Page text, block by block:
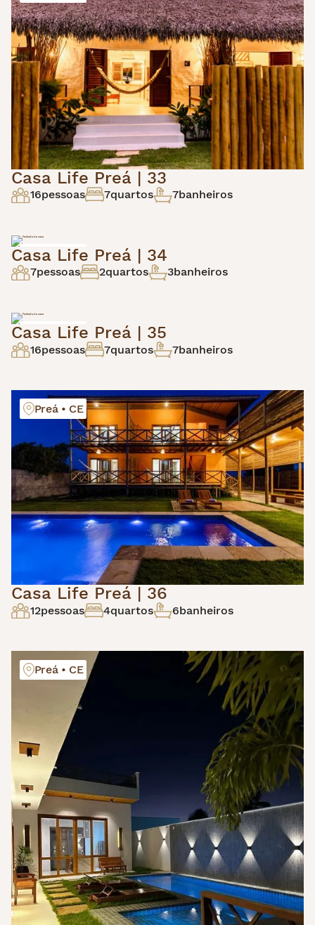
Casa Life Preá | 33
16pessoas 7quartos 7banheiros
Preá • CE
Casa Life Preá | 34
7pessoas 2quartos 3banheiros
Preá • CE
Casa Life Preá | 35
16pessoas 7quartos 7banheiros
Preá • CE
Casa Life Preá | 36
12pessoas 4quartos 6banheiros
Preá • CE